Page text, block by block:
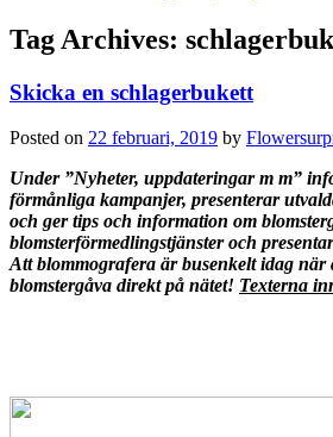
Tag Archives:
Skicka en schlagerbukett
Posted on 22 februari, 2019 by
Under ”Nyheter, uppdateringar m m”
förmånliga kampanjer, presenterar
och ger tips och information om
blomsterförmedlingstjänster och
Att blommografera är busenkelt idag när
blomstergåva direkt på nätet! Texterna